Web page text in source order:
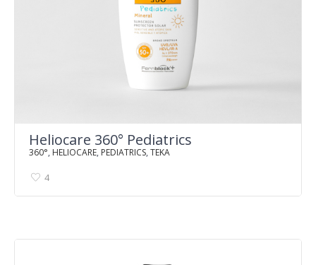
Heliocare 360° Pediatrics
360°, HELIOCARE, PEDIATRICS, TEKA
4